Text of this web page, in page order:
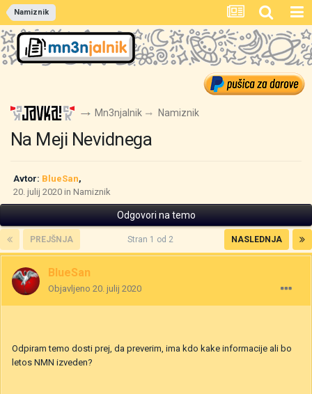
Namiznik
Mn3njalnik Namiznik
Na Meji Nevidnega
Avtor: BlueSan,
20. julij 2020 in Namiznik
Odgovori na temo
PREJŠNJA NASLEDNJA
Stran 1 od 2
BlueSan
Objavljeno 20. julij 2020
Odpiram temo dosti prej, da preverim, ima kdo kake informacije ali bo
letos NMN izveden?